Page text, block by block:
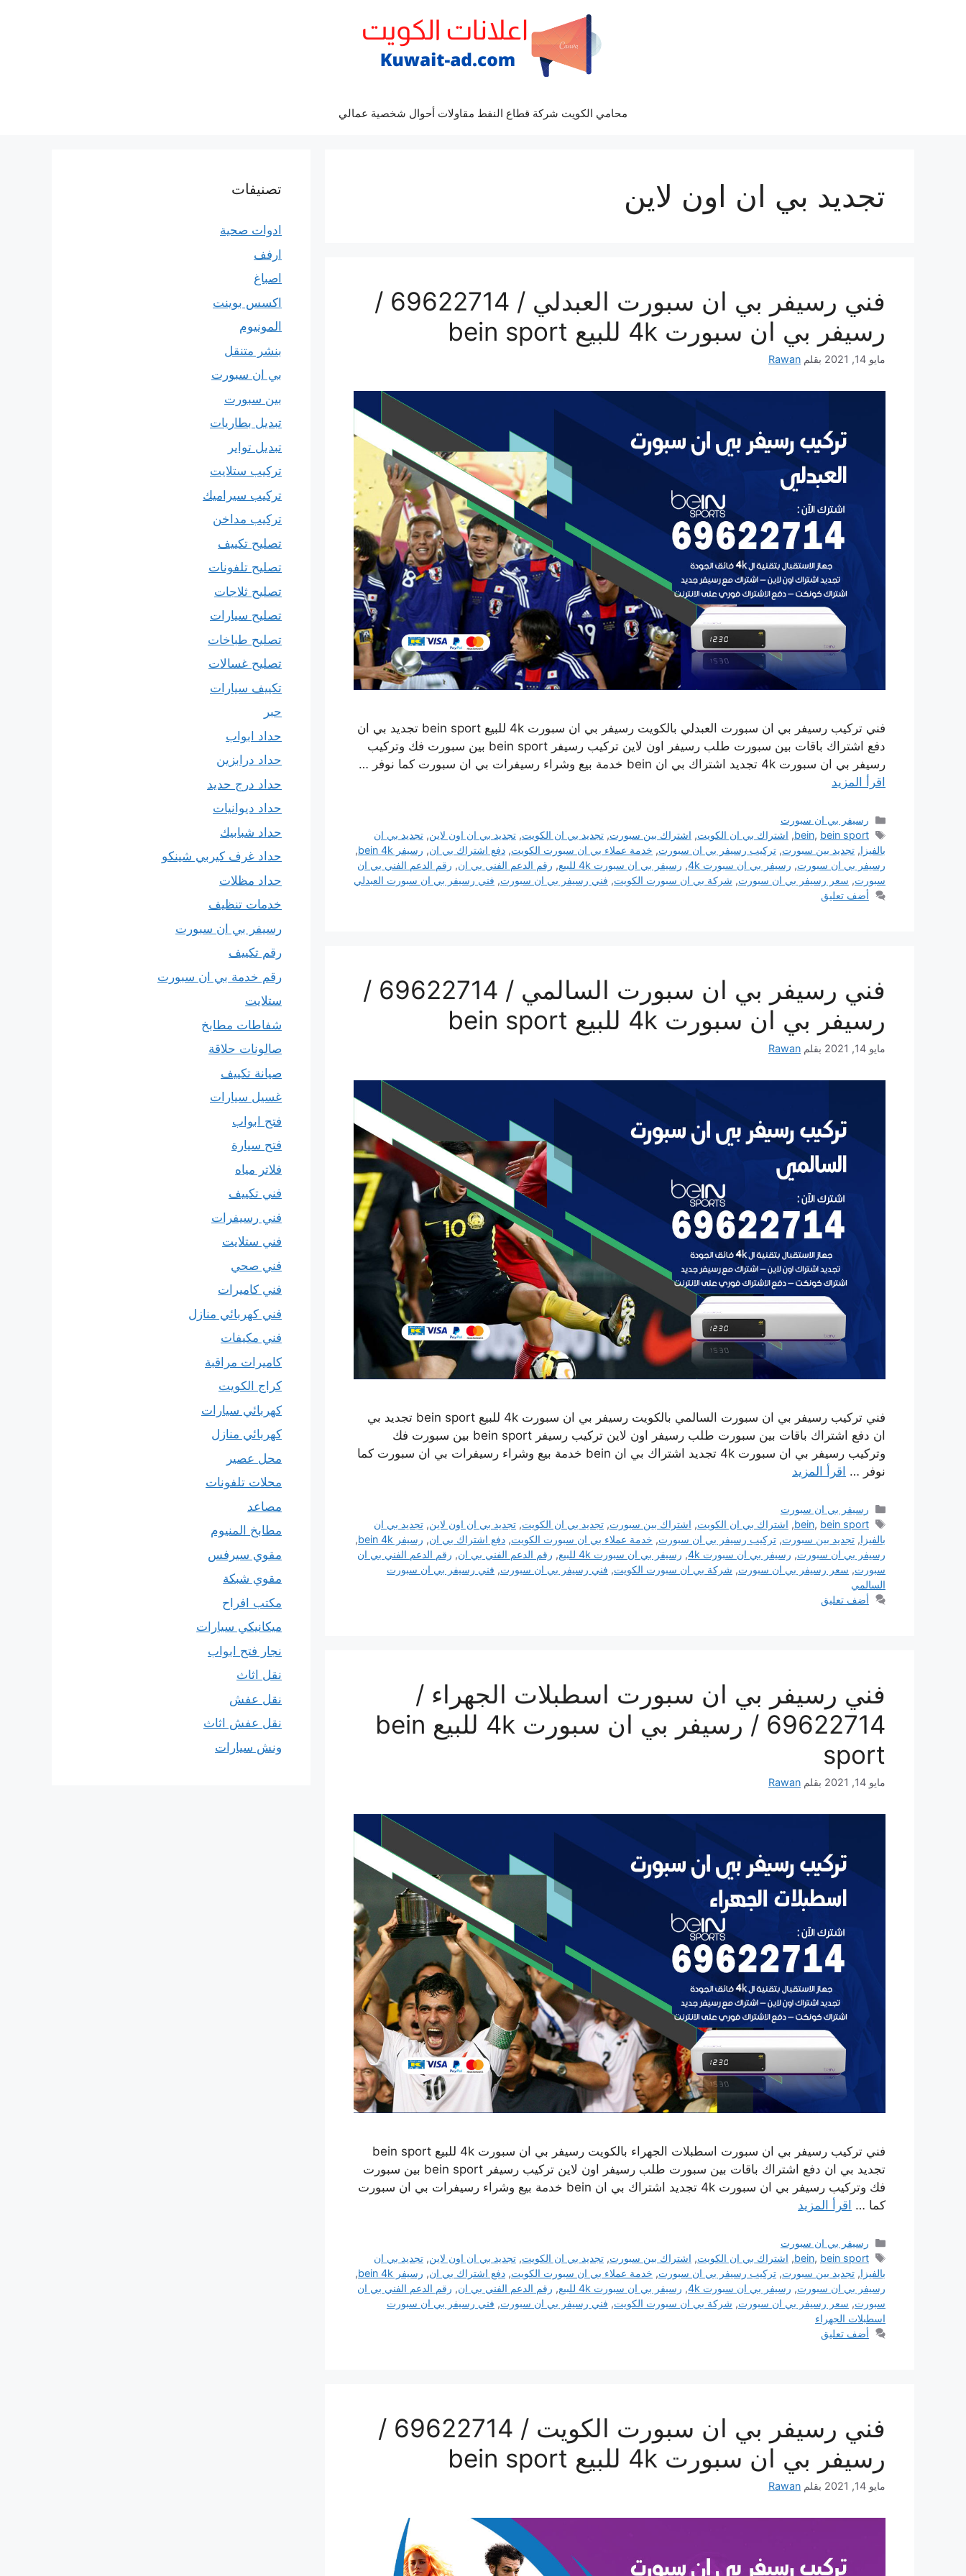
محامي الكويت شركة قطاع النفط مقاولات أحوال شخصية عمالي
تجديد بي ان اون لاين
فني رسيفر بي ان سبورت العبدلي / 69622714 /
رسيفر بي ان سبورت 4k للبيع bein sport
مايو 14, 2021 بقلم Rawan
فني تركيب رسيفر بي ان سبورت العبدلي بالكويت رسيفر بي ان سبورت 4k للبيع bein sport تجديد بي ان
دفع اشتراك باقات بين سبورت طلب رسيفر اون لاين تركيب رسيفر bein sport بين سبورت فك وتركيب
رسيفر بي ان سبورت 4k تجديد اشتراك بي ان bein خدمة بيع وشراء رسيفرات بي ان سبورت كما نوفر …
اقرأ المزيد
التصنيفات
رسيفر بي ان سبورت
الوسوم
bein, bein sport
, اشتراك بي ان الكويت, اشتراك بين سبورت,تجديد بي ان الكويت,تجديد بي ان اون لاين,تجديد بي ان
بالفيزا, تجديد بين سبورت, تركيب رسيفر بي ان سبورت, خدمة عملاء بي ان سبورت الكويت, دفع اشتراك بي ان, رسيفر bein 4k
,
رسيفر بي ان سبورت, رسيفر بي ان سبورت 4k , رسيفر بي ان سبورت 4k للبيع , رقم الدعم الفني بي ان, رقم الدعم الفني بي ان
سبورت, سعر رسيفر بي ان سبورت, شركة بي ان سبورت الكويت, فني رسيفر بي ان سبورت, فني رسيفر بي ان سبورت العبدلي
أضف تعليق
فني رسيفر بي ان سبورت السالمي / 69622714 /
رسيفر بي ان سبورت 4k للبيع bein sport
مايو 14, 2021 بقلم Rawan
فني تركيب رسيفر بي ان سبورت السالمي بالكويت رسيفر بي ان سبورت 4k للبيع bein sport تجديد بي
ان دفع اشتراك باقات بين سبورت طلب رسيفر اون لاين تركيب رسيفر bein sport بين سبورت فك
وتركيب رسيفر بي ان سبورت 4k تجديد اشتراك بي ان bein خدمة بيع وشراء رسيفرات بي ان سبورت كما
نوفر … اقرأ المزيد
التصنيفات
رسيفر بي ان سبورت
الوسوم
bein, bein sport
, اشتراك بي ان الكويت, اشتراك بين سبورت,تجديد بي ان الكويت,تجديد بي ان اون لاين,تجديد بي ان
بالفيزا, تجديد بين سبورت, تركيب رسيفر بي ان سبورت, خدمة عملاء بي ان سبورت الكويت, دفع اشتراك بي ان, رسيفر bein 4k
,
رسيفر بي ان سبورت, رسيفر بي ان سبورت 4k , رسيفر بي ان سبورت 4k للبيع , رقم الدعم الفني بي ان, رقم الدعم الفني بي ان
سبورت, سعر رسيفر بي ان سبورت, شركة بي ان سبورت الكويت, فني رسيفر بي ان سبورت, فني رسيفر بي ان سبورت
السالمي
أضف تعليق
فني رسيفر بي ان سبورت اسطبلات الجهراء /
69622714 / رسيفر بي ان سبورت 4k للبيع bein
sport
مايو 14, 2021 بقلم Rawan
فني تركيب رسيفر بي ان سبورت اسطبلات الجهراء بالكويت رسيفر بي ان سبورت 4k للبيع bein sport
تجديد بي ان دفع اشتراك باقات بين سبورت طلب رسيفر اون لاين تركيب رسيفر bein sport بين سبورت
فك وتركيب رسيفر بي ان سبورت 4k تجديد اشتراك بي ان bein خدمة بيع وشراء رسيفرات بي ان سبورت
كما … اقرأ المزيد
التصنيفات
رسيفر بي ان سبورت
الوسوم
bein, bein sport
, اشتراك بي ان الكويت, اشتراك بين سبورت,تجديد بي ان الكويت,تجديد بي ان اون لاين,تجديد بي ان
بالفيزا, تجديد بين سبورت, تركيب رسيفر بي ان سبورت, خدمة عملاء بي ان سبورت الكويت, دفع اشتراك بي ان, رسيفر bein 4k
,
رسيفر بي ان سبورت, رسيفر بي ان سبورت 4k , رسيفر بي ان سبورت 4k للبيع , رقم الدعم الفني بي ان, رقم الدعم الفني بي ان
سبورت, سعر رسيفر بي ان سبورت, شركة بي ان سبورت الكويت, فني رسيفر بي ان سبورت, فني رسيفر بي ان سبورت
اسطبلات الجهراء
أضف تعليق
فني رسيفر بي ان سبورت الكويت / 69622714 /
رسيفر بي ان سبورت 4k للبيع bein sport
مايو 14, 2021 بقلم Rawan
تصنيفات
ادوات صحية
ارفف
اصباغ
اكسس بوينت
المونيوم
بنشر متنقل
بي ان سبورت
بين سبورت
تبديل بطاريات
تبديل تواير
تركيب ستلايت
تركيب سيراميك
تركيب مداخن
تصليح تكييف
تصليح تلفونات
تصليح ثلاجات
تصليح سيارات
تصليح طباخات
تصليح غسالات
تكييف سيارات
حبر
حداد ابواب
حداد درابزين
حداد درج حديد
حداد ديوانيات
حداد شبابيك
حداد غرف كيربي شينكو
حداد مظلات
خدمات تنظيف
رسيفر بي ان سبورت
رقم تكييف
رقم خدمة بي ان سبورت
ستلايت
شفاطات مطابخ
صالونات حلاقة
صيانة تكييف
غسيل سيارات
فتح ابواب
فتح سيارة
فلاتر مياه
فني تكييف
فني رسيفرات
فني ستلايت
فني صحي
فني كاميرات
فني كهربائي منازل
فني مكيفات
كاميرات مراقبة
كراج الكويت
كهربائي سيارات
كهربائي منازل
محل عصير
محلات تلفونات
مصاعد
مطابخ المنيوم
مقوي سيرفس
مقوي شبكة
مكتب افراح
ميكانيكي سيارات
نجار فتح ابواب
نقل اثاث
نقل عفش
نقل عفش اثاث
ونش سيارات